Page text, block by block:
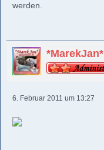
werden.
*MarekJan*
6. Februar 2011 um 13:27